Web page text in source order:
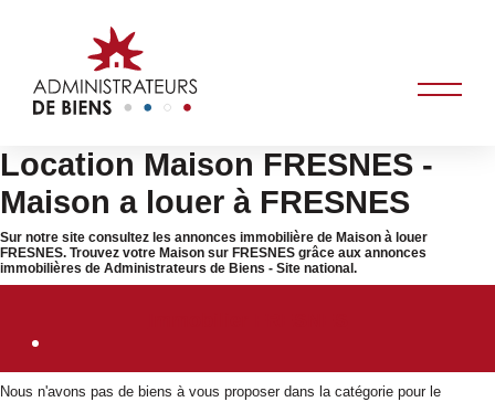
Location Maison FRESNES -
Maison a louer à FRESNES
Sur notre site consultez les annonces immobilière de Maison à louer
FRESNES. Trouvez votre Maison sur FRESNES grâce aux annonces
immobilières de Administrateurs de Biens - Site national.
Nous n'avons pas de biens à vous proposer dans la catégorie pour le